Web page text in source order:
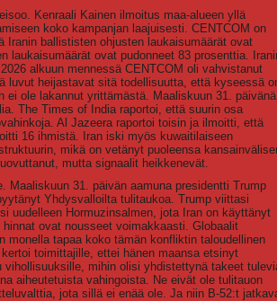
Kenraali Kainen ilmoitus maa-alueen yllä
koko kampanjan laajuisesti. CENTCOM on
Iranin ballististen ohjusten laukaisumäärät ovat
laukaisumäärät ovat pudonneet 83 prosenttia.
alkuun mennessä CENTCOM oli vahvistanut
luvut heijastavat sitä todellisuutta, että kyseessä
ole lakannut yrittämästä. Maaliskuun 31. päivänä
The Times of India raportoi, että suurin osa
Al Jazeera raportoi toisin ja ilmoitti, että
16 ihmistä. Iran iski myös kuwaitilaiseen
mikä on vetänyt puoleensa
mutta signaalit heikkenevät.
31. päivän aamuna presidentti Trump
Yhdysvalloilta tulitaukoa. Trump viittasi
uudelleen Hormuzinsalmen, jota Iran on käyttänyt
ovat nousseet voimakkaasti. Globaalit
monella tapaa koko tämän konfliktin taloudellinen
toimittajille, ettei hänen maansa etsinyt
mihin olisi yhdistettynä takeet
aiheutetuista vahingoista. Ne eivät ole tulitauon
jota sillä ei enää ole. Ja niin B-52:t